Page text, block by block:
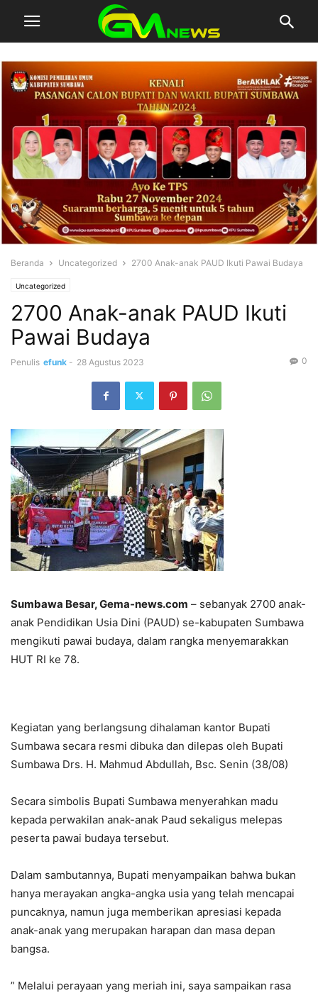
Beranda Uncategorized 2700 Anak-anak PAUD Ikuti Pawai Budaya
Uncategorized
2700 Anak-anak PAUD Ikuti
Pawai Budaya
Penulis efunk - 28 Agustus 2023 0
Sumbawa Besar, Gema-news.com – sebanyak 2700 anak-
anak Pendidikan Usia Dini (PAUD) se-kabupaten Sumbawa
mengikuti pawai budaya, dalam rangka menyemarakkan
HUT RI ke 78.
Kegiatan yang berlangsung dihalaman kantor Bupati
Sumbawa secara resmi dibuka dan dilepas oleh Bupati
Sumbawa Drs. H. Mahmud Abdullah, Bsc. Senin (38/08)
Secara simbolis Bupati Sumbawa menyerahkan madu
kepada perwakilan anak-anak Paud sekaligus melepas
peserta pawai budaya tersebut.
Dalam sambutannya, Bupati menyampaikan bahwa bukan
hanya merayakan angka-angka usia yang telah mencapai
puncaknya, namun juga memberikan apresiasi kepada
anak-anak yang merupakan harapan dan masa depan
bangsa.
” Melalui perayaan yang meriah ini, saya sampaikan rasa